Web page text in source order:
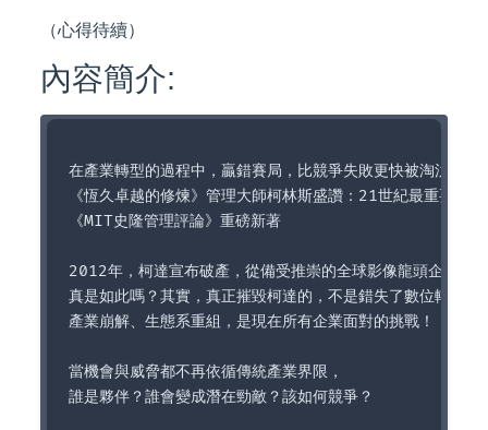
（心得待續）
內容簡介:
在產業轉型的過程中，贏錯賽局，比競爭失敗更快被淘汰！
《恆久卓越的修煉》管理大師柯林斯盛讚：21世紀最重要的
《MIT史隆管理評論》重磅新著
2012年，柯達宣布破產，從備受推崇的全球影像龍頭企業，
真是如此嗎？其實，真正摧毀柯達的，不是錯失了數位轉型
產業崩解、生態系重組，是現在所有企業面對的挑戰！
當機會與威脅都不再依循傳統產業界限，
誰是夥伴？誰會變成潛在勁敵？該如何競爭？